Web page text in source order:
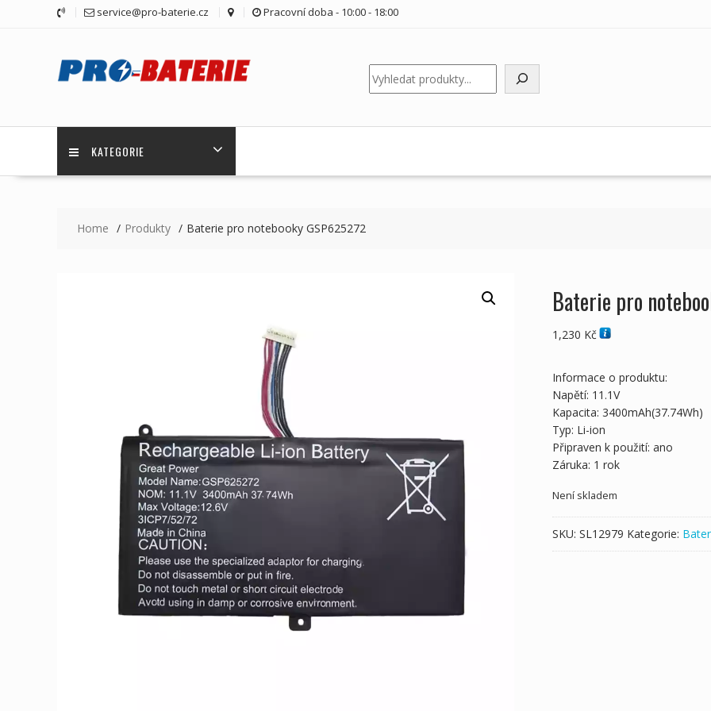
service@pro-baterie.cz Pracovní doba - 10:00 - 18:00
Hledat
KATEGORIE
Home Produkty Baterie pro notebooky GSP625272
Baterie pro
1,230 Kč
Informace o produktu:
Napětí: 11.1V
Kapacita: 3400mAh(37.74Wh)
Typ: Li-ion
Připraven k použití: ano
Záruka: 1 rok
Není skladem
SKU: SL12979 Kategorie: